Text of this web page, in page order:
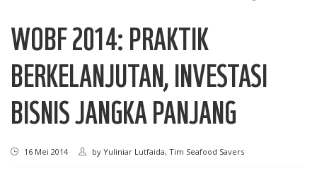
WOBF 2014: PRAKTIK
BERKELANJUTAN, INVESTASI
BISNIS JANGKA PANJANG
16 Mei 2014 by Yuliniar Lutfaida, Tim Seafood Savers